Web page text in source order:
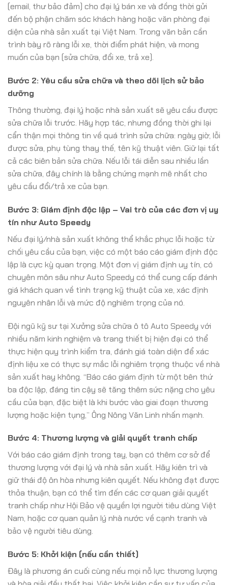
(email, thư bảo đảm) cho đại lý bán xe và đồng thời gửi
đến bộ phận chăm sóc khách hàng hoặc văn phòng đại
diện của nhà sản xuất tại Việt Nam. Trong văn bản cần
trình bày rõ ràng lỗi xe, thời điểm phát hiện, và mong
muốn của bạn (sửa chữa, đổi xe, trả xe).
Bước 2: Yêu cầu sửa chữa và theo dõi lịch sử bảo
dưỡng
Thông thường, đại lý hoặc nhà sản xuất sẽ yêu cầu được
sửa chữa lỗi trước. Hãy hợp tác, nhưng đồng thời ghi lại
cẩn thận mọi thông tin về quá trình sửa chữa: ngày giờ, lỗi
được sửa, phụ tùng thay thế, tên kỹ thuật viên. Giữ lại tất
cả các biên bản sửa chữa. Nếu lỗi tái diễn sau nhiều lần
sửa chữa, đây chính là bằng chứng mạnh mẽ nhất cho
yêu cầu đổi/trả xe của bạn.
Bước 3: Giám định độc lập – Vai trò của các đơn vị uy
tín như Auto Speedy
Nếu đại lý/nhà sản xuất không thể khắc phục lỗi hoặc từ
chối yêu cầu của bạn, việc có một báo cáo giám định độc
lập là cực kỳ quan trọng. Một đơn vị giám định uy tín, có
chuyên môn sâu như Auto Speedy có thể cung cấp đánh
giá khách quan về tình trạng kỹ thuật của xe, xác định
nguyên nhân lỗi và mức độ nghiêm trọng của nó.
Đội ngũ kỹ sư tại Xưởng sửa chữa ô tô Auto Speedy với
nhiều năm kinh nghiệm và trang thiết bị hiện đại có thể
thực hiện quy trình kiểm tra, đánh giá toàn diện để xác
định liệu xe có thực sự mắc lỗi nghiêm trọng thuộc về nhà
sản xuất hay không. “Báo cáo giám định từ một bên thứ
ba độc lập, đáng tin cậy sẽ tăng thêm sức nặng cho yêu
cầu của bạn, đặc biệt là khi bước vào giai đoạn thương
lượng hoặc kiện tụng,” Ông Nông Văn Linh nhấn mạnh.
Bước 4: Thương lượng và giải quyết tranh chấp
Với báo cáo giám định trong tay, bạn có thêm cơ sở để
thương lượng với đại lý và nhà sản xuất. Hãy kiên trì và
giữ thái độ ôn hòa nhưng kiên quyết. Nếu không đạt được
thỏa thuận, bạn có thể tìm đến các cơ quan giải quyết
tranh chấp như Hội Bảo vệ quyền lợi người tiêu dùng Việt
Nam, hoặc cơ quan quản lý nhà nước về cạnh tranh và
bảo vệ người tiêu dùng.
Bước 5: Khởi kiện (nếu cần thiết)
Đây là phương án cuối cùng nếu mọi nỗ lực thương lượng